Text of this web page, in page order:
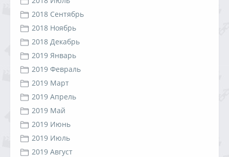
2018 Сентябрь
2018 Ноябрь
2018 Декабрь
2019 Январь
2019 Февраль
2019 Март
2019 Апрель
2019 Май
2019 Июнь
2019 Июль
2019 Август